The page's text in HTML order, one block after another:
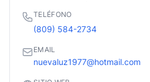
TELÉFONO
(809) 584-2734
EMAIL
nuevaluz1977@hotmail.com